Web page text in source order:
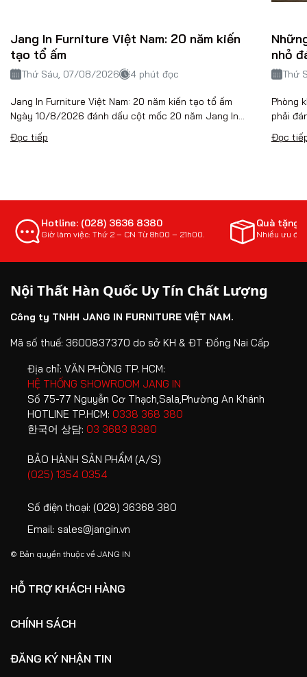
Jang In Furniture Việt Nam: 20 năm kiến
tạo tổ ấm
Thứ Sáu, 07/08/2026 4 phút đọc
Jang In Furniture Việt Nam: 20 năm kiến tạo tổ ấm
Ngày 10/8/2026 đánh dấu cột mốc 20 năm Jang In...
Đọc tiếp
nhỏ
Thứ
Phòng
phải
Đọc
Hotline: (028) 3636 8380
Giờ làm việc: Thứ 2 – CN Từ 8h00 – 21h00.
Quà tặng
Nhiều ưu
Nội Thất Hàn Quốc Uy Tín Chất Lượng
Công ty TNHH JANG IN FURNITURE VIỆT NAM.
Mã số thuế: 3600837370 do sở KH & ĐT Đồng Nai Cấp
Địa chỉ: VĂN PHÒNG TP. HCM:
HỆ THỐNG SHOWROOM JANG IN
Số 75-77 Nguyễn Cơ Thạch,Sala,Phường An Khánh
HOTLINE TP.HCM: 0338 368 380
한국어 상담: 03 3683 8380
BẢO HÀNH SẢN PHẨM (A/S)
(025) 1354 0354
Số điện thoại: (028) 36368 380
Email: sales@jangin.vn
© Bản quyền thuộc về JANG IN
HỖ TRỢ KHÁCH HÀNG
CHÍNH SÁCH
ĐĂNG KÝ NHẬN TIN